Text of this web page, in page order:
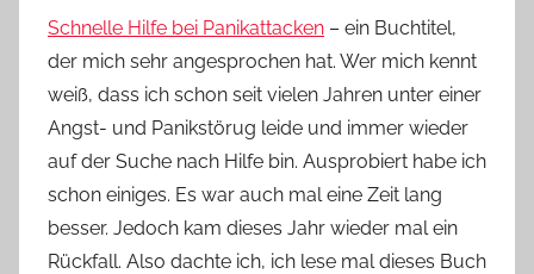
mehr
n
Y
v
o
n
n
e
Schnelle Hilfe bei Panikattacken – ein Buchtitel,
der mich sehr angesprochen hat. Wer mich kennt
weiß, dass ich schon seit vielen Jahren unter einer
Angst- und Panikstörug leide und immer wieder
auf der Suche nach Hilfe bin. Ausprobiert habe ich
schon einiges. Es war auch mal eine Zeit lang
besser. Jedoch kam dieses Jahr wieder mal ein
Rückfall. Also dachte ich, ich lese mal dieses Buch